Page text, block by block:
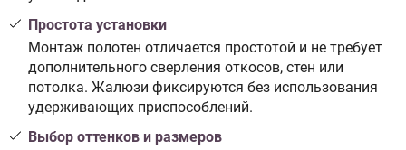
Простота установки
Монтаж полотен отличается простотой и не требует
дополнительного сверления откосов, стен или
потолка. Жалюзи фиксируются без использования
удерживающих приспособлений.
Выбор оттенков и размеров